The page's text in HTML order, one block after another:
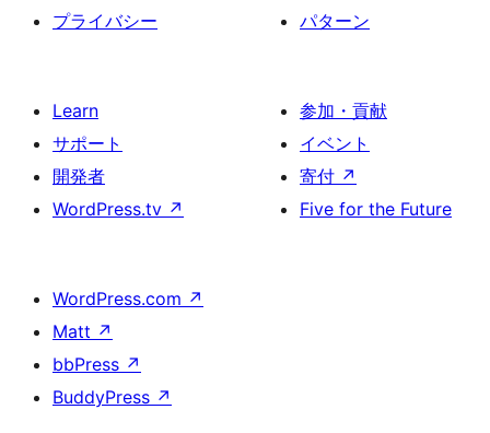
プライバシー
パターン
Learn
サポート
開発者
WordPress.tv ↗
参加・貢献
イベント
寄付 ↗
Five for the Future
WordPress.com ↗
Matt ↗
bbPress ↗
BuddyPress ↗